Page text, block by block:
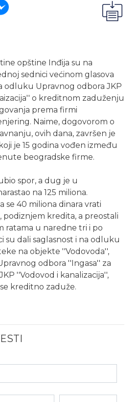
opštine Inđija su na
sednici većinom glasova
odluku Upravnog odbora JKP
o kreditnom zaduženju
prema firmi
Naime, dogovorom o
ovih dana, završen je
je 15 godina vođen između
beogradske firme.
spor, a dug je u
na 125 miliona.
se 40 miliona dinara vrati
podiznjem kredita, a preostali
ratama u naredne tri i po
su dali saglasnost i na odluku
na objekte ''Vodovoda'',
odbora ''Ingasa'' za
''Vodovod i kanalizacija'',
kreditno zaduže.